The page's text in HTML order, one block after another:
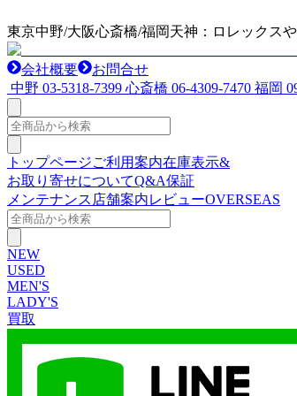
東京中野/大阪心斎橋/福岡天神：ロレックス
会社概要
お問合せ
中野 03-5318-7399 心斎橋 06-4309-7470 福岡
トップページご利用案内在庫表示&
お取り寄せについてQ&A保証
メンテナンス 店舗案内レビューOVERSEAS
NEW
USED
MEN'S
LADY'S
買取